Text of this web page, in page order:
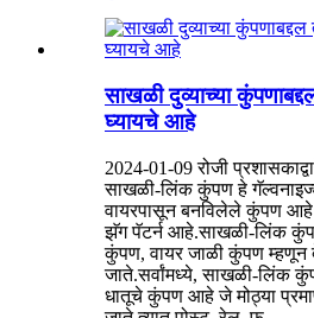
साखळी दुव्याच्या
घ्यायचे आहे
2024-01-09 रोजी
साखळी-लिंक कुंपण हे
वायरपासून बनविलेले कुंपण आहे
झॅग पॅटर्न आहे.साखळी-लिंक
कुंपण, वायर जाळी कुंपण
जाते.सर्वांमध्ये, साखळी-लिंक
धातूचे कुंपण आहे जे मोठ्या